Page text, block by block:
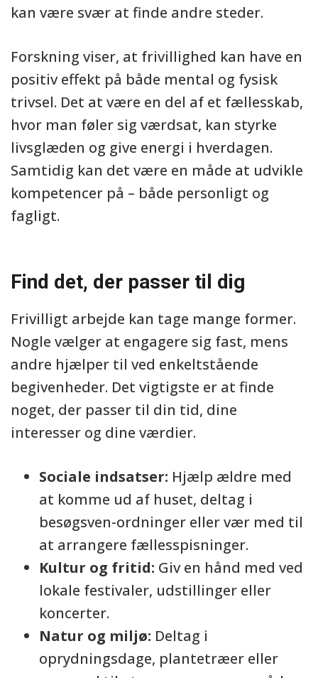
kan være svær at finde andre steder.
Forskning viser, at frivillighed kan have en
positiv effekt på både mental og fysisk
trivsel. Det at være en del af et fællesskab,
hvor man føler sig værdsat, kan styrke
livsglæden og give energi i hverdagen.
Samtidig kan det være en måde at udvikle
kompetencer på – både personligt og
fagligt.
Find det, der passer til dig
Frivilligt arbejde kan tage mange former.
Nogle vælger at engagere sig fast, mens
andre hjælper til ved enkeltstående
begivenheder. Det vigtigste er at finde
noget, der passer til din tid, dine
interesser og dine værdier.
Sociale indsatser: Hjælp ældre med
at komme ud af huset, deltag i
besøgsven-ordninger eller vær med til
at arrangere fællesspisninger.
Kultur og fritid: Giv en hånd med ved
lokale festivaler, udstillinger eller
koncerter.
Natur og miljø: Deltag i
oprydningsdage, plantetræer eller